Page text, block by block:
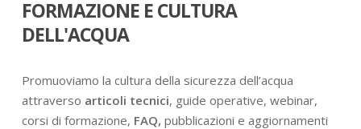
FORMAZIONE E CULTURA
DELL'ACQUA
Promuoviamo la cultura della sicurezza dell’acqua
attraverso articoli tecnici, guide operative, webinar,
corsi di formazione, FAQ, pubblicazioni e aggiornamenti